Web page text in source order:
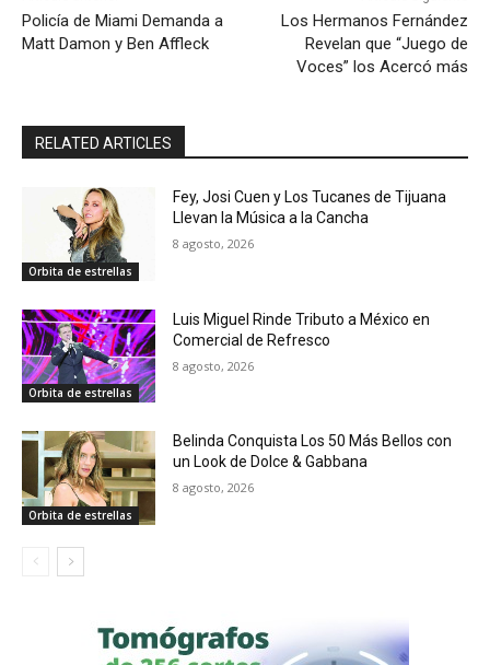
Policía de Miami Demanda a
Matt Damon y Ben Affleck
Los Hermanos Fernández
Revelan que “Juego de
Voces” los Acercó más
RELATED ARTICLES
Orbita de estrellas
Fey, Josi Cuen y Los Tucanes de Tijuana
Llevan la Música a la Cancha
8 agosto, 2026
Orbita de estrellas
Luis Miguel Rinde Tributo a México en
Comercial de Refresco
8 agosto, 2026
Orbita de estrellas
Belinda Conquista Los 50 Más Bellos con
un Look de Dolce & Gabbana
8 agosto, 2026